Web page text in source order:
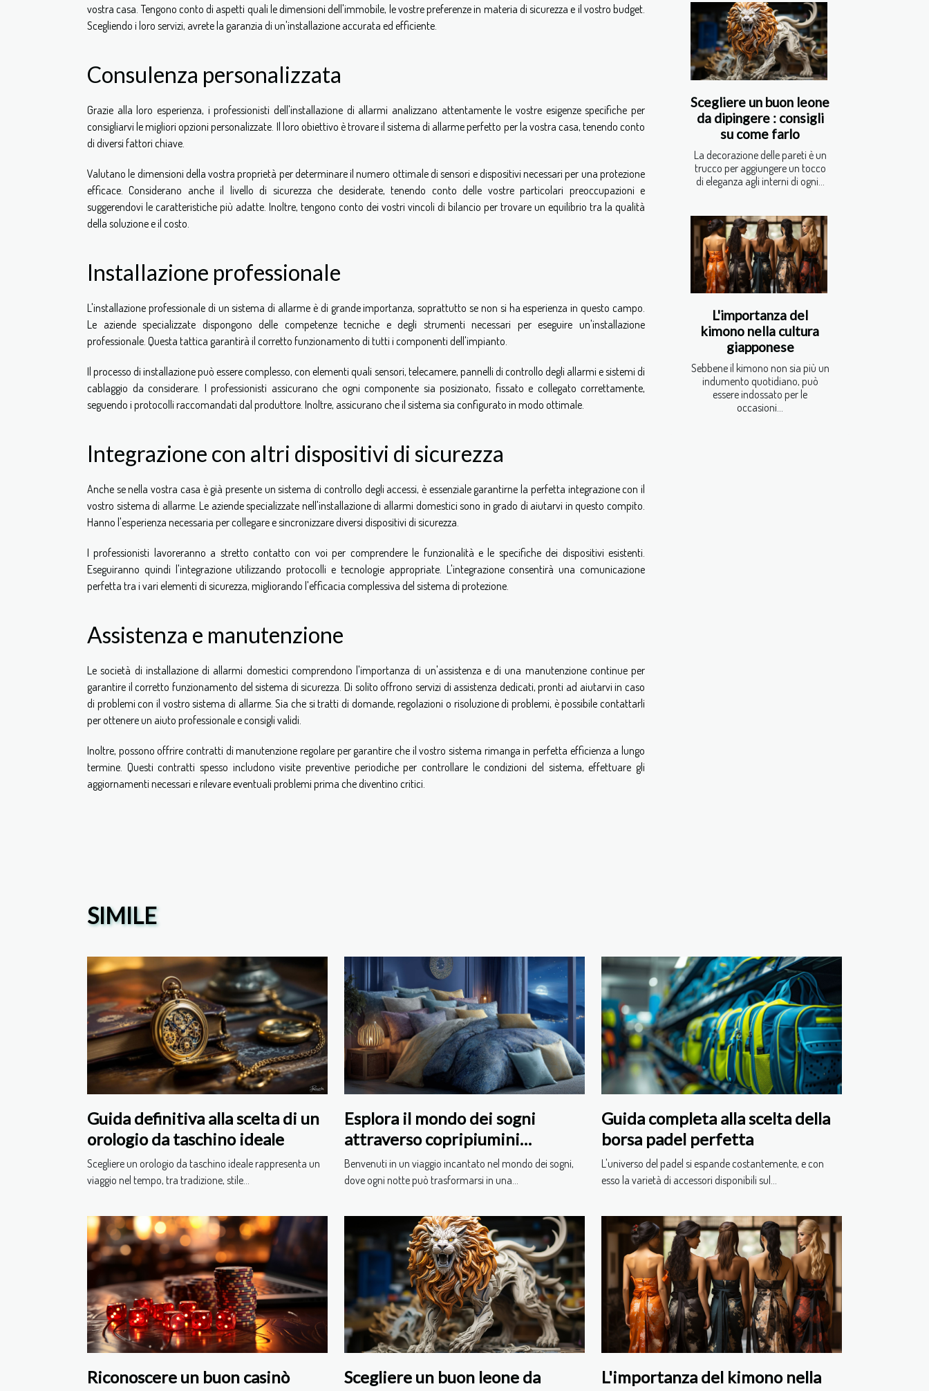
vostra casa. Tengono conto di aspetti quali le dimensioni dell'immobile, le vostre preferenze in materia di sicurezza e il vostro budget.
Scegliendo i loro servizi, avrete la garanzia di un'installazione accurata ed efficiente.
Consulenza personalizzata
Grazie alla loro esperienza, i professionisti dell'installazione di allarmi analizzano attentamente le vostre esigenze specifiche per
consigliarvi le migliori opzioni personalizzate. Il loro obiettivo è trovare il sistema di allarme perfetto per la vostra casa, tenendo conto
di diversi fattori chiave.
Valutano le dimensioni della vostra proprietà per determinare il numero ottimale di sensori e dispositivi necessari per una protezione
efficace. Considerano anche il livello di sicurezza che desiderate, tenendo conto delle vostre particolari preoccupazioni e
suggerendovi le caratteristiche più adatte. Inoltre, tengono conto dei vostri vincoli di bilancio per trovare un equilibrio tra la qualità
della soluzione e il costo.
Installazione professionale
L'installazione professionale di un sistema di allarme è di grande importanza, soprattutto se non si ha esperienza in questo campo.
Le aziende specializzate dispongono delle competenze tecniche e degli strumenti necessari per eseguire un'installazione
professionale. Questa tattica garantirà il corretto funzionamento di tutti i componenti dell'impianto.
Il processo di installazione può essere complesso, con elementi quali sensori, telecamere, pannelli di controllo degli allarmi e sistemi di
cablaggio da considerare. I professionisti assicurano che ogni componente sia posizionato, fissato e collegato correttamente,
seguendo i protocolli raccomandati dal produttore. Inoltre, assicurano che il sistema sia configurato in modo ottimale.
Integrazione con altri dispositivi di sicurezza
Anche se nella vostra casa è già presente un sistema di controllo degli accessi, è essenziale garantirne la perfetta integrazione con il
vostro sistema di allarme. Le aziende specializzate nell'installazione di allarmi domestici sono in grado di aiutarvi in questo compito.
Hanno l'esperienza necessaria per collegare e sincronizzare diversi dispositivi di sicurezza.
I professionisti lavoreranno a stretto contatto con voi per comprendere le funzionalità e le specifiche dei dispositivi esistenti.
Eseguiranno quindi l'integrazione utilizzando protocolli e tecnologie appropriate. L'integrazione consentirà una comunicazione
perfetta tra i vari elementi di sicurezza, migliorando l'efficacia complessiva del sistema di protezione.
Assistenza e manutenzione
Le società di installazione di allarmi domestici comprendono l'importanza di un'assistenza e di una manutenzione continue per
garantire il corretto funzionamento del sistema di sicurezza. Di solito offrono servizi di assistenza dedicati, pronti ad aiutarvi in caso
di problemi con il vostro sistema di allarme. Sia che si tratti di domande, regolazioni o risoluzione di problemi, è possibile contattarli
per ottenere un aiuto professionale e consigli validi.
Inoltre, possono offrire contratti di manutenzione regolare per garantire che il vostro sistema rimanga in perfetta efficienza a lungo
termine. Questi contratti spesso includono visite preventive periodiche per controllare le condizioni del sistema, effettuare gli
aggiornamenti necessari e rilevare eventuali problemi prima che diventino critici.
Scegliere un buon leone
da dipingere : consigli
su come farlo
La decorazione delle pareti è un
trucco per aggiungere un tocco
di eleganza agli interni di ogni...
L'importanza del
kimono nella cultura
giapponese
Sebbene il kimono non sia più un
indumento quotidiano, può
essere indossato per le
occasioni...
SIMILE
Guida definitiva alla scelta di un
orologio da taschino ideale
Scegliere un orologio da taschino ideale rappresenta un
viaggio nel tempo, tra tradizione, stile...
Esplora il mondo dei sogni
attraverso copripiumini
tematici
Benvenuti in un viaggio incantato nel mondo dei sogni,
dove ogni notte può trasformarsi in una...
Guida completa alla scelta della
borsa padel perfetta
L'universo del padel si espande costantemente, e con
esso la varietà di accessori disponibili sul...
Riconoscere un buon casinò
Scegliere un buon leone da
L'importanza del kimono nella